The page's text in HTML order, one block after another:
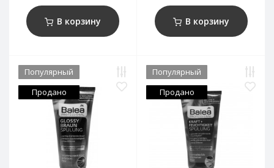
В корзину В корзину
Популярный
Продано
Популярный
Продано